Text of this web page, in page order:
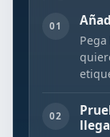
01
02